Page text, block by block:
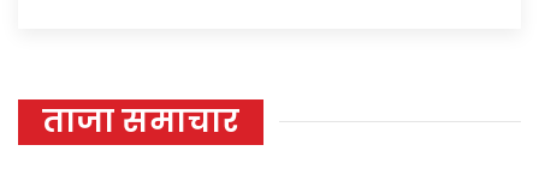
ताजा समाचार